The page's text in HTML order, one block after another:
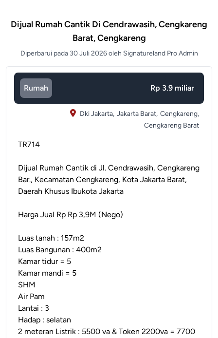
Dijual Rumah Cantik Di Cendrawasih, Cengkareng
Barat, Cengkareng
Diperbarui pada 30 Juli 2026 oleh Signatureland Pro Admin
Rumah Rp 3.9 miliar
Dki Jakarta, Jakarta Barat, Cengkareng,
Cengkareng Barat
TR714
Dijual Rumah Cantik di Jl. Cendrawasih, Cengkareng
Bar., Kecamatan Cengkareng, Kota Jakarta Barat,
Daerah Khusus Ibukota Jakarta
Harga Jual Rp Rp 3,9M (Nego)
Luas tanah : 157m2
Luas Bangunan : 400m2
Kamar tidur = 5
Kamar mandi = 5
SHM
Air Pam
Lantai : 3
Hadap : selatan
2 meteran Listrik : 5500 va & Token 2200va = 7700